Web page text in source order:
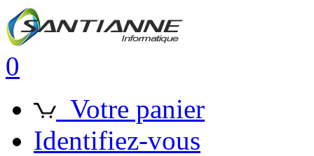
0
Votre panier
Identifiez-vous